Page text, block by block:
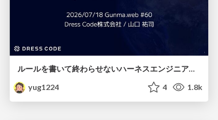
ルールを書いて終わらせないハーネスエンジニアリング
yug1224
4 1.8k